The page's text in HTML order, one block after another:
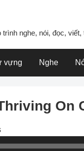
trình nghe, nói, đọc,
vựng Nghe
On